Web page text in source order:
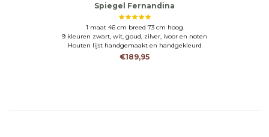
Spiegel Fernandina
1 maat 46 cm breed 73 cm hoog
9 kleuren zwart, wit, goud, zilver, ivoor en noten
Houten lijst handgemaakt en handgekleurd
€189,95